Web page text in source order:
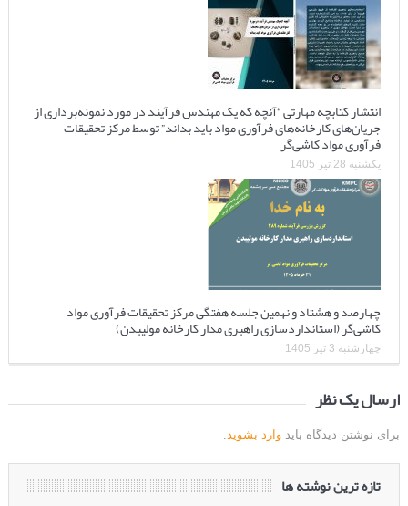
انتشار کتابچه مهارتی “آنچه که یک مهندس فرآیند در مورد نمونه‌برداری از
جریان‌های کارخانه‌های فرآوری مواد باید بداند” توسط مرکز تحقیقات
فرآوری مواد کاشی‌گر
یکشنبه 28 تیر 1405
چهارصد و هشتاد و نهمین جلسه هفتگی مرکز تحقیقات فرآوری مواد
کاشی‌گر (استانداردسازی راهبری مدار کارخانه مولیبدن)
چهارشنبه 3 تیر 1405
ارسال یک نظر
برای نوشتن دیدگاه باید وارد بشوید
تازه ترین نوشته ها